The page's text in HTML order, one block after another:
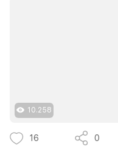
10.258
16 0